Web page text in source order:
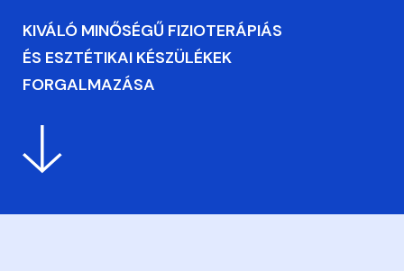
KIVÁLÓ MINŐSÉGŰ FIZIOTERÁPIÁS
ÉS ESZTÉTIKAI KÉSZÜLÉKEK
FORGALMAZÁSA